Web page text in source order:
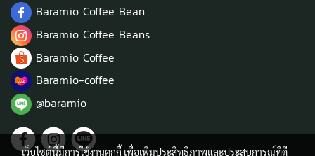
Baramio Coffee Bean
Baramio Coffee Beans
Baramio Coffee
Baramio-coffee
@baramio
เว็บไซต์นี้มีการใช้งานคุกกี้ เพื่อเพิ่มประสิทธิภาพและประสบการณ์ที่ดี